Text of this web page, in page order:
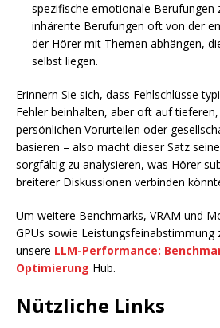
spezifische emotionale Berufungen
inhärente Berufungen oft von der
der Hörer mit Themen abhängen,
selbst liegen.
Erinnern Sie sich, dass Fehlschlüsse
Fehler beinhalten, aber oft auf
persönlichen Vorurteilen oder
basieren – also macht dieser Satz
sorgfältig zu analysieren, was Hörer
breiterer Diskussionen verbinden
Um weitere Benchmarks, VRAM und
GPUs sowie Leistungsfeinabstimmung
unsere LLM-Performance:
Optimierung Hub.
Nützliche Links